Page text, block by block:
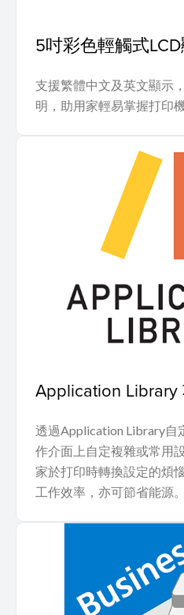
5吋彩色輕觸式
支援繁體中文及英文顯示
明，助用家輕易掌握打印
Application Library
透過Application Library自
作介面上自定複雜或常用
家於打印時轉換設定的煩
工作效率，亦可節省能源。